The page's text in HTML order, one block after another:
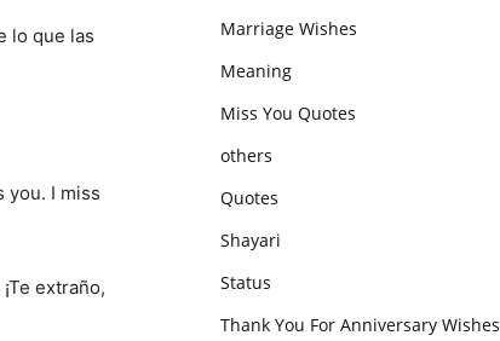
lo que las
you. I miss
extraño,
Marriage Wishes
Meaning
Miss You Quotes
others
Quotes
Shayari
Status
Thank You For Anniversary Wishes